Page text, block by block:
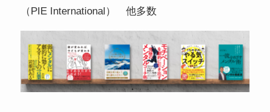
（PIE International） 他多数